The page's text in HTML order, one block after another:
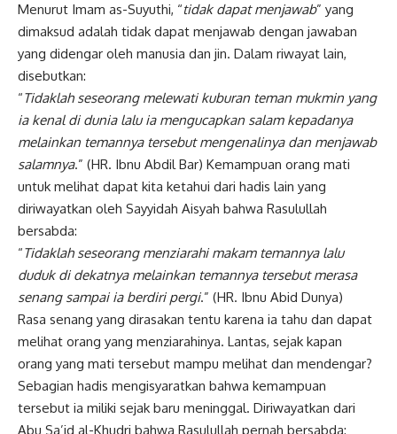
Menurut Imam as-Suyuthi, “tidak dapat menjawab” yang
dimaksud adalah tidak dapat menjawab dengan jawaban
yang didengar oleh manusia dan jin. Dalam riwayat lain,
disebutkan:
“Tidaklah seseorang melewati kuburan teman mukmin yang
ia kenal di dunia lalu ia mengucapkan salam kepadanya
melainkan temannya tersebut mengenalinya dan menjawab
salamnya.” (HR. Ibnu Abdil Bar) Kemampuan orang mati
untuk melihat dapat kita ketahui dari hadis lain yang
diriwayatkan oleh Sayyidah Aisyah bahwa Rasulullah
bersabda:
“Tidaklah seseorang menziarahi makam temannya lalu
duduk di dekatnya melainkan temannya tersebut merasa
senang sampai ia berdiri pergi.” (HR. Ibnu Abid Dunya)
Rasa senang yang dirasakan tentu karena ia tahu dan dapat
melihat orang yang menziarahinya. Lantas, sejak kapan
orang yang mati tersebut mampu melihat dan mendengar?
Sebagian hadis mengisyaratkan bahwa kemampuan
tersebut ia miliki sejak baru meninggal. Diriwayatkan dari
Abu Sa’id al-Khudri bahwa Rasulullah pernah bersabda: